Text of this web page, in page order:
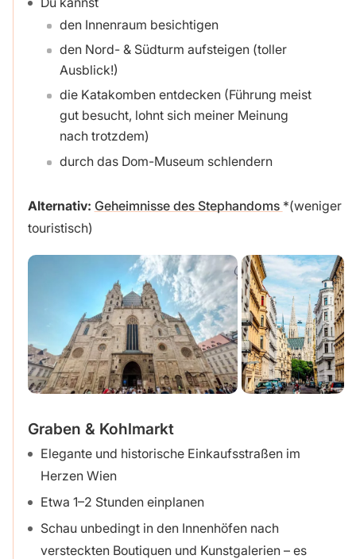
den Innenraum besichtigen
den Nord- & Südturm aufsteigen (toller
Ausblick!)
die Katakomben entdecken (Führung meist
gut besucht, lohnt sich meiner Meinung
nach trotzdem)
durch das Dom-Museum schlendern
Alternativ: Geheimnisse des Stephandoms
(weniger
touristisch)
Graben & Kohlmarkt
Elegante und historische Einkaufsstraßen im
Herzen Wien
Etwa 1–2 Stunden einplanen
Schau unbedingt in den Innenhöfen nach
versteckten Boutiquen und Kunstgalerien – es